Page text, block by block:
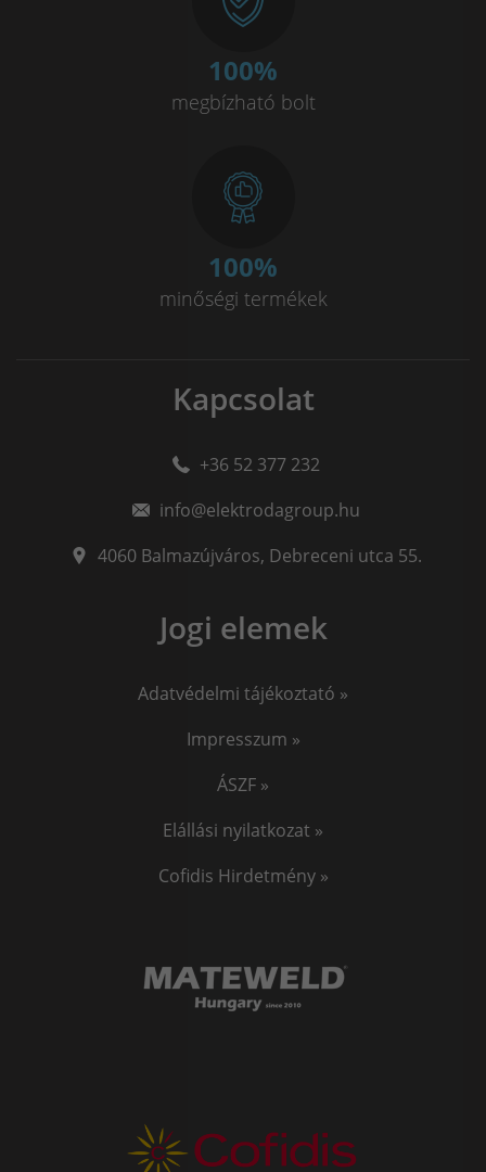
100%
megbízható bolt
100%
minőségi termékek
Kapcsolat
+36 52 377 232
info@elektrodagroup.hu
4060 Balmazújváros, Debreceni utca 55.
Jogi elemek
Adatvédelmi tájékoztató »
Impresszum »
ÁSZF »
Elállási nyilatkozat »
Cofidis Hirdetmény »